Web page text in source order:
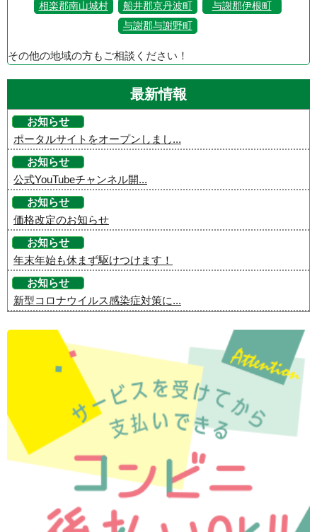
相楽郡南山城村
船井郡京丹波町
与謝郡伊根町
与謝郡与謝野町
その他の地域の方もご相談ください！
最新情報
お知らせ
ポータルサイトをオープンしまし...
お知らせ
公式YouTubeチャンネル開...
お知らせ
価格改定のお知らせ
お知らせ
年末年始も休まず駆けつけます！
お知らせ
新型コロナウイルス感染症対策に...